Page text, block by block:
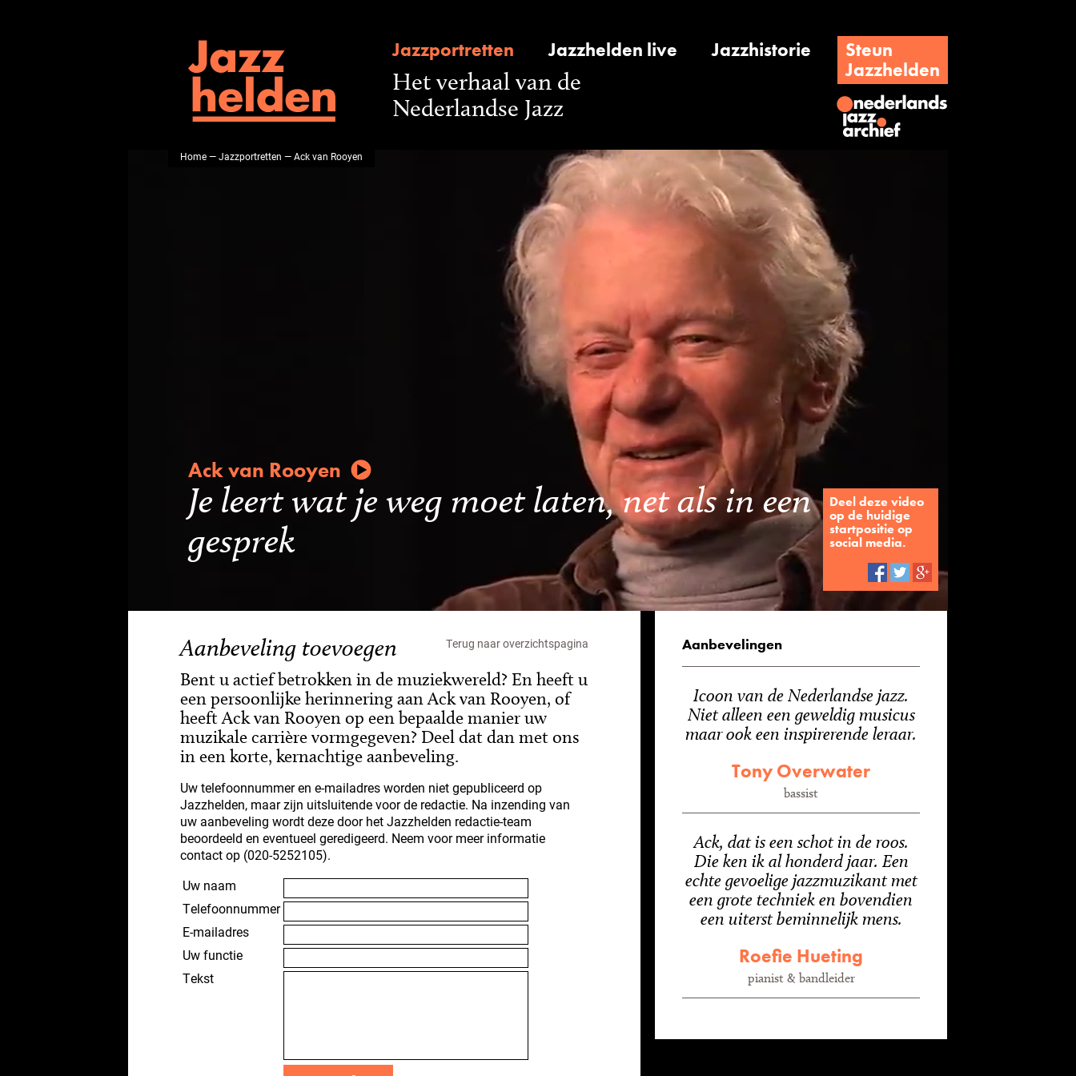
Jazzportretten Jazzhelden live Jazzhistorie
Steun
Jazzhelden
Het verhaal van de
Nederlandse Jazz
Home—Jazzportretten — Ack van Rooyen
Ack van Rooyen
Je leert wat je weg moet laten, net als in een
gesprek
Deel deze video
op de huidige
startpositie op
social media.
Aanbeveling toevoegen Terug naar overzichtspagina
Bent u actief betrokken in de muziekwereld? En heeft u
een persoonlijke herinnering aan Ack van Rooyen, of
heeft Ack van Rooyen op een bepaalde manier uw
muzikale carrière vormgegeven? Deel dat dan met ons
in een korte, kernachtige aanbeveling.
Uw telefoonnummer en e-mailadres worden niet gepubliceerd op
Jazzhelden, maar zijn uitsluitende voor de redactie. Na inzending van
uw aanbeveling wordt deze door het Jazzhelden redactie-team
beoordeeld en eventueel geredigeerd. Neem voor meer informatie
contact op (020-5252105).
Uw naam
Telefoonnummer
E-mailadres
Uw functie
Tekst
Aanbevelingen
Icoon van de Nederlandse jazz.
Niet alleen een geweldig musicus
maar ook een inspirerende leraar.
Tony Overwater
bassist
Ack, dat is een schot in de roos.
Die ken ik al honderd jaar. Een
echte gevoelige jazzmuzikant met
een grote techniek en bovendien
een uiterst beminnelijk mens.
Roefie Hueting
pianist & bandleider